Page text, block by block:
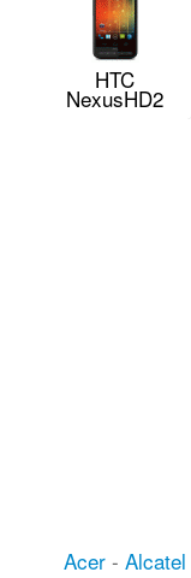
HTC
NexusHD2
Acer -Alcatel